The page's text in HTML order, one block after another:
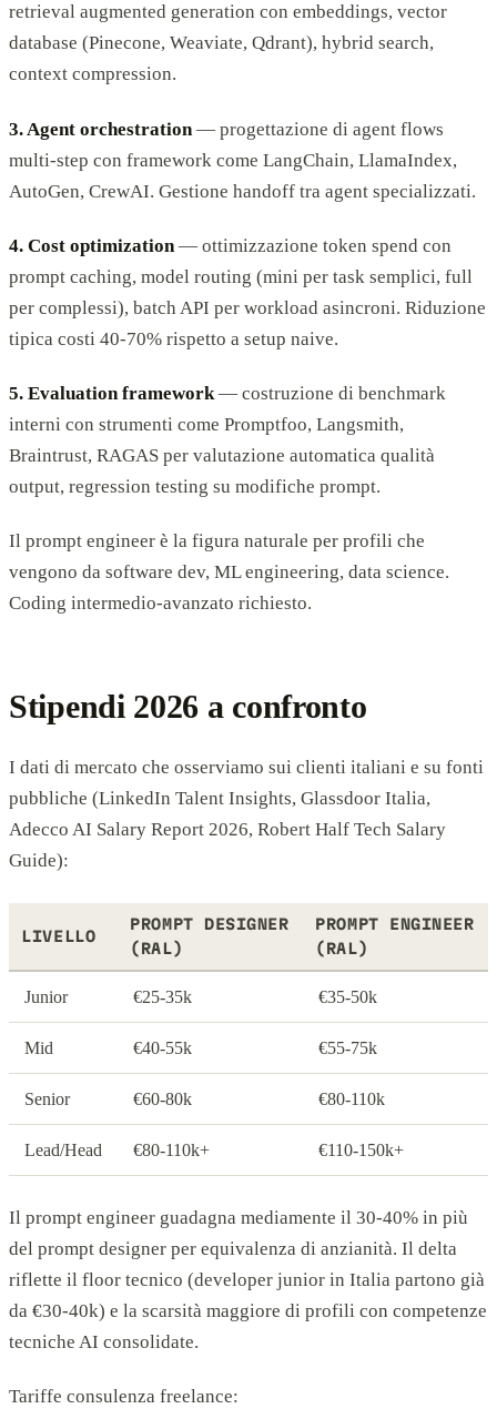
retrieval augmented generation con embeddings, vector
database (Pinecone, Weaviate, Qdrant), hybrid search,
context compression.
3. Agent orchestration — progettazione di agent flows
multi-step con framework come LangChain, LlamaIndex,
AutoGen, CrewAI. Gestione handoff tra agent specializzati.
4. Cost optimization— ottimizzazione token spend con
prompt caching, model routing (mini per task semplici, full
per complessi), batch API per workload asincroni. Riduzione
tipica costi 40-70% rispetto a setup naive.
5. Evaluation framework— costruzione di benchmark
interni con strumenti come Promptfoo, Langsmith,
Braintrust, RAGAS per valutazione automatica qualità
output, regression testing su modifiche prompt.
Il prompt engineer è la figura naturale per profili che
vengono da software dev, ML engineering, data science.
Coding intermedio-avanzato richiesto.
Stipendi 2026 a confronto
I dati di mercato che osserviamo sui clienti italiani e su fonti
pubbliche (LinkedIn Talent Insights, Glassdoor Italia,
Adecco AI Salary Report 2026, Robert Half Tech Salary
Guide):
LIVELLO
PROMPT DESIGNER
(RAL)
PROMPT ENGINEER
(RAL)
Junior €25-35k €35-50k
Mid €40-55k €55-75k
Senior €60-80k €80-110k
Lead/Head €80-110k+ €110-150k+
Il prompt engineer guadagna mediamente il 30-40% in più
del prompt designer per equivalenza di anzianità. Il delta
riflette il floor tecnico (developer junior in Italia partono già
da €30-40k) e la scarsità maggiore di profili con competenze
tecniche AI consolidate.
Tariffe consulenza freelance: